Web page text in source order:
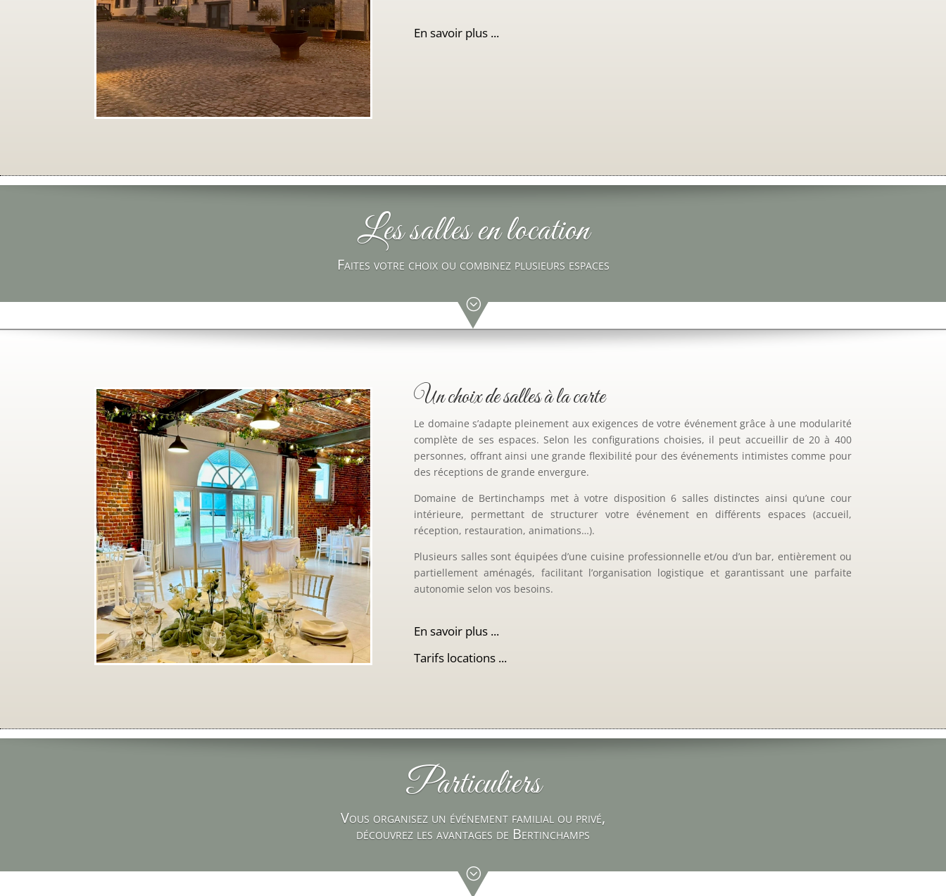
En savoir plus ...
Les salles en location
Faites votre choix ou combinez plusieurs espaces
;
Un choix de salles à la carte
Le domaine s’adapte pleinement aux exigences de votre événement grâce à une modularité
complète de ses espaces. Selon les configurations choisies, il peut accueillir de 20 à 400
personnes, offrant ainsi une grande flexibilité pour des événements intimistes comme pour
des réceptions de grande envergure.
Domaine de Bertinchamps met à votre disposition 6 salles distinctes ainsi qu’une cour
intérieure, permettant de structurer votre événement en différents espaces (accueil,
réception, restauration, animations…).
Plusieurs salles sont équipées d’une cuisine professionnelle et/ou d’un bar, entièrement ou
partiellement aménagés, facilitant l’organisation logistique et garantissant une parfaite
autonomie selon vos besoins.
En savoir plus ...
Tarifs locations ...
Particuliers
Vous organisez un événement familial ou privé,
découvrez les avantages de Bertinchamps
;